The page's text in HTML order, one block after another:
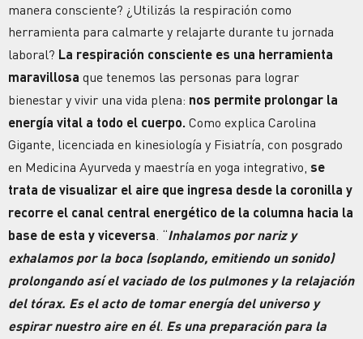
manera consciente? ¿Utilizás la respiración como
herramienta para calmarte y relajarte durante tu jornada
laboral? La respiración consciente es una herramienta
maravillosa que tenemos las personas para lograr
bienestar y vivir una vida plena: nos permite prolongar la
energía vital a todo el cuerpo. Como explica Carolina
Gigante, licenciada en kinesiología y Fisiatría, con posgrado
en Medicina Ayurveda y maestría en yoga integrativo, se
trata de visualizar el aire que ingresa desde la coronilla y
recorre el canal central energético de la columna hacia la
base de esta y viceversa . “Inhalamos por nariz y
exhalamos por la boca (soplando, emitiendo un sonido)
prolongando así el vaciado de los pulmones y la relajación
del tórax. Es el acto de tomar energía del universo y
espirar nuestro aire en él. Es una preparación para la